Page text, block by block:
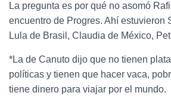
La pregunta es por qué no asomó
encuentro de Progres. Ahí estuvieron
Lula de Brasil, Claudia de México,
*La de Canuto dijo que no tienen
políticas y tienen que hacer vaca,
tiene dinero para viajar por el mundo.